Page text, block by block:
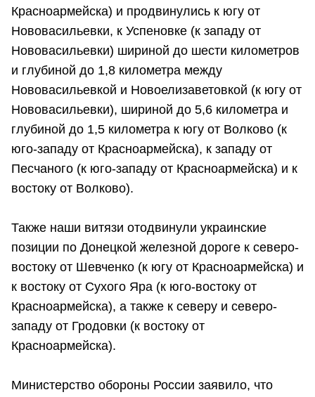
Красноармейска) и продвинулись к югу от
Нововасильевки, к Успеновке (к западу от
Нововасильевки) шириной до шести километров
и глубиной до 1,8 километра между
Нововасильевкой и Новоелизаветовкой (к югу от
Нововасильевки), шириной до 5,6 километра и
глубиной до 1,5 километра к югу от Волково (к
юго-западу от Красноармейска), к западу от
Песчаного (к юго-западу от Красноармейска) и к
востоку от Волково).
Также наши витязи отодвинули украинские
позиции по Донецкой железной дороге к северо-
востоку от Шевченко (к югу от Красноармейска) и
к востоку от Сухого Яра (к юго-востоку от
Красноармейска), а также к северу и северо-
западу от Гродовки (к востоку от
Красноармейска).
Министерство обороны России заявило, что